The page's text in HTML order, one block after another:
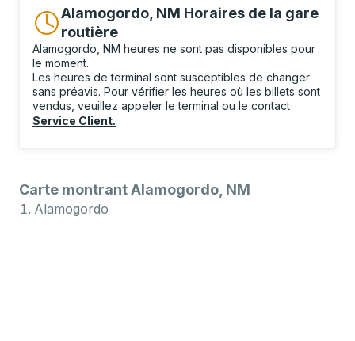
Alamogordo, NM Horaires de la gare
routière
Alamogordo, NM heures ne sont pas disponibles pour
le moment.
Les heures de terminal sont susceptibles de changer
sans préavis. Pour vérifier les heures où les billets sont
vendus, veuillez appeler le terminal ou le contact
Service Client.
Carte montrant Alamogordo, NM
Alamogordo